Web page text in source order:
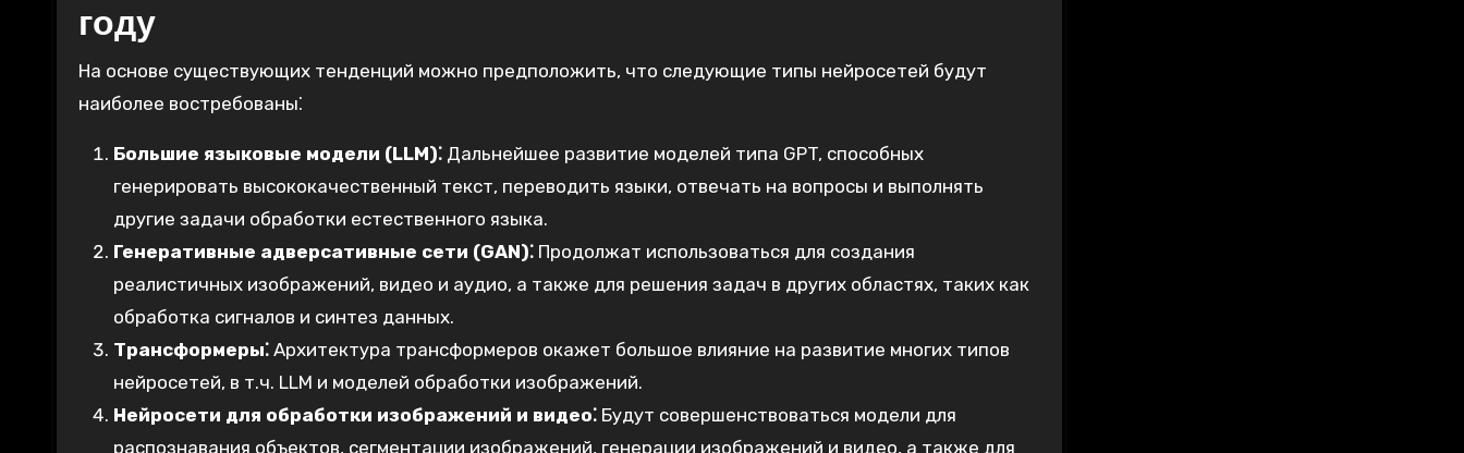
году
На основе существующих тенденций можно предположить, что следующие типы нейросетей будут
наиболее востребованы⁚
Большие языковые модели (LLM)⁚ Дальнейшее развитие моделей типа GPT, способных
генерировать высококачественный текст, переводить языки, отвечать на вопросы и выполнять
другие задачи обработки естественного языка.
Генеративные адверсативные сети (GAN)⁚ Продолжат использоваться для создания
реалистичных изображений, видео и аудио, а также для решения задач в других областях, таких как
обработка сигналов и синтез данных.
Трансформеры⁚ Архитектура трансформеров окажет большое влияние на развитие многих типов
нейросетей, в т.ч. LLM и моделей обработки изображений.
Нейросети для обработки изображений и видео⁚ Будут совершенствоваться модели для
распознавания объектов, сегментации изображений, генерации изображений и видео, а также для